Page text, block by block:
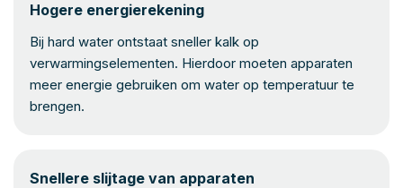
Hogere energierekening
Bij hard water ontstaat sneller kalk op
verwarmingselementen. Hierdoor moeten apparaten
meer energie gebruiken om water op temperatuur te
brengen.
Snellere slijtage van apparaten